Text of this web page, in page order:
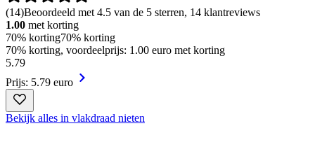
(14)Beoordeeld met 4.5 van de 5 sterren, 14 klantreviews
1.00 met korting
70% korting70% korting
70% korting, voordeelprijs: 1.00 euro met korting
5.79
Prijs: 5.79 euro
Bekijk alles in vlakdraad nieten